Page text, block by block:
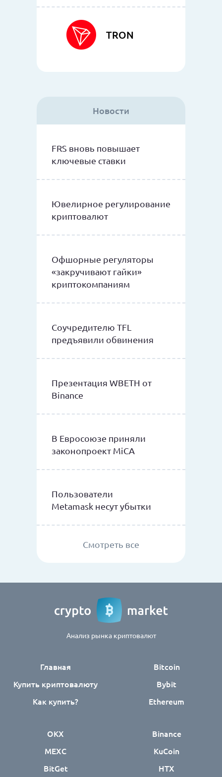
TRON
Новости
FRS вновь повышает
ключевые ставки
Ювелирное регулирование
криптовалют
Офшорные регуляторы
«закручивают гайки»
криптокомпаниям
Соучредителю TFL
предъявили обвинения
Презентация WBETH от
Binance
В Евросоюзе приняли
законопроект MiCA
Пользователи
Metamask несут убытки
Смотреть все
Анализ рынка криптовалют
Главная
Купить криптовалюту
Как купить?
Bitcoin
Bybit
Ethereum
OKX
MEXC
BitGet
Binance
KuCoin
HTX